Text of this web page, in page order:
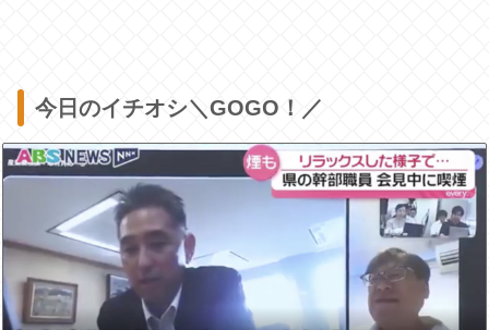
今日のイチオシ＼GOGO！／